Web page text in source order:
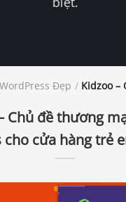
Đẹp / Kidzoo –
Chủ đề thương
cho cửa hàng trẻ